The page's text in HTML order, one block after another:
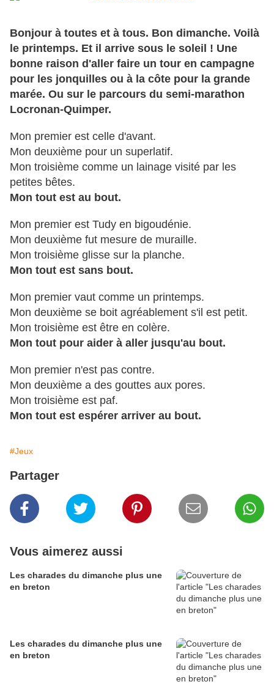
Bonjour à toutes et à tous. Bon dimanche. Voilà
le printemps. Et il arrive sous le soleil ! Une
bonne raison d'aller faire un tour en campagne
pour les jonquilles ou à la côte pour la grande
marée. Ou sur le parcours du semi-marathon
Locronan-Quimper.
Mon premier est celle d'avant.
Mon deuxième pour un superlatif.
Mon troisième comme un lainage visité par les
petites bêtes.
Mon tout est au bout.
Mon premier est Tudy en bigoudénie.
Mon deuxième fut mesure de muraille.
Mon troisième glisse sur la planche.
Mon tout est sans bout.
Mon premier vaut comme un printemps.
Mon deuxième se boit agréablement s'il est petit.
Mon troisième est être en colère.
Mon tout pour aider à aller jusqu'au bout.
Mon premier n'est pas contre.
Mon deuxième a des gouttes aux pores.
Mon troisième est paf.
Mon tout est espérer arriver au bout.
#Jeux
Partager
Vous aimerez aussi
Les charades du dimanche plus une
en breton
Les charades du dimanche plus une
en breton